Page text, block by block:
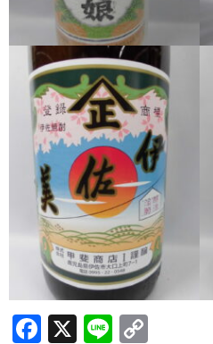
セット商品
リキュール
ウヰスキー
お米
中馬酒店オリジナル
全取扱商品
森伊蔵酒造
村尾酒造
万膳酒造
F
X
Li